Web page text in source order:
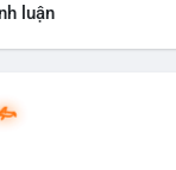
biến động.
bắt đầu cấp
là tài sản pháp
cấu thị trường
luận